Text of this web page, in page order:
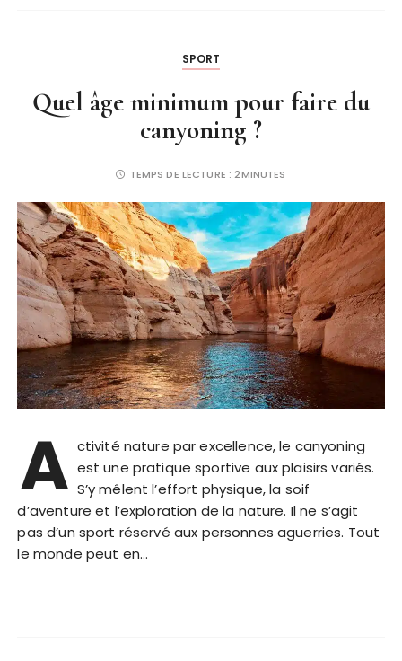
SPORT
Quel âge minimum pour faire du
canyoning ?
TEMPS DE LECTURE :2MINUTES
A ctivité nature par excellence, le canyoning
est une pratique sportive aux plaisirs variés.
S’y mêlent l’effort physique, la soif
d’aventure et l’exploration de la nature. Il ne s’agit
pas d’un sport réservé aux personnes aguerries. Tout
le monde peut en…